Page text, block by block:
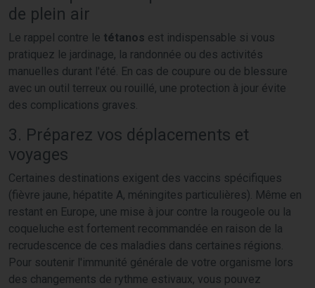
de plein air
Le rappel contre le tétanos est indispensable si vous
pratiquez le jardinage, la randonnée ou des activités
manuelles durant l'été. En cas de coupure ou de blessure
avec un outil terreux ou rouillé, une protection à jour évite
des complications graves.
3. Préparez vos déplacements et
voyages
Certaines destinations exigent des vaccins spécifiques
(fièvre jaune, hépatite A, méningites particulières). Même en
restant en Europe, une mise à jour contre la rougeole ou la
coqueluche est fortement recommandée en raison de la
recrudescence de ces maladies dans certaines régions.
Pour soutenir l'immunité générale de votre organisme lors
des changements de rythme estivaux, vous pouvez